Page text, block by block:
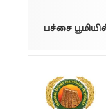
பச்சை